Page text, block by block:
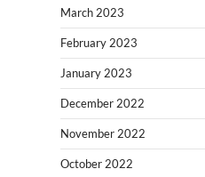
March 2023
February 2023
January 2023
December 2022
November 2022
October 2022